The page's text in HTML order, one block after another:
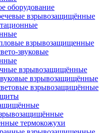
оборудование
взрывозащищённые
взрывозащищенные
звуковые
взрывозащищённые
взрывозащищённые
взрывозащищённые
термокожухи